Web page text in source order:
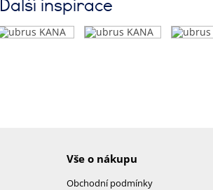
Vše o nákupu
Obchodní podmínky